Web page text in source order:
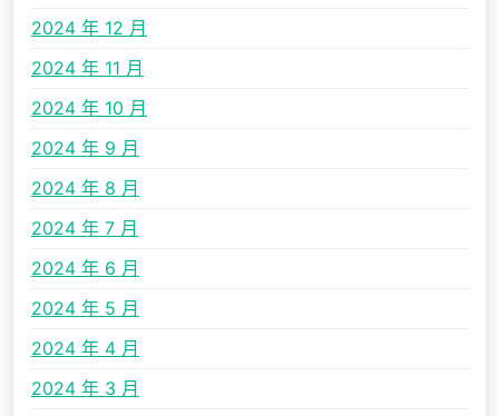
2024 年 12 月
2024 年 11 月
2024 年 10 月
2024 年 9 月
2024 年 8 月
2024 年 7 月
2024 年 6 月
2024 年 5 月
2024 年 4 月
2024 年 3 月